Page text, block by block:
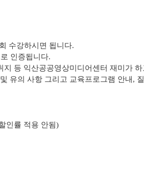
수강하시면 됩니다.
인증됩니다.
등 익산공공영상미디어센터 재미가
유의 사항 그리고 교육프로그램 안내,
인률 적용 안됨)